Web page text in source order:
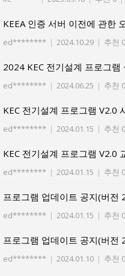
KEEA 인증 서버 이전에 관한
ed******** | 2024.10.29 | 추천 0
2024 KEC 전기설계 프로그램
ed******** | 2024.06.25 | 추천 0
KEC 전기설계 프로그램 V2.0
ed******** | 2024.01.15 | 추천 0
KEC 전기설계 프로그램 V2.0
ed******** | 2024.01.15 | 추천 0
프로그램 업데이트 공지(버전
ed******** | 2024.01.15 | 추천 0
프로그램 업데이트 공지(버전
ed******** | 2024.01.10 | 추천 0